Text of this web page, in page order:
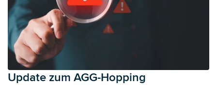
Update zum AGG-Hopping